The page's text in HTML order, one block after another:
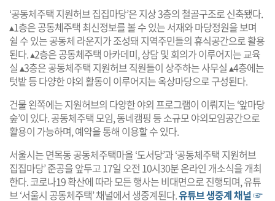
‘공동체주택 지원허브 집집마당’은 지상 3층의 철골구조로 신축됐다.
▴1층은 공동체주택 최신정보를 볼 수 있는 서재와 마당정원을 보며
쉴 수 있는 공동체 라운지가 조성돼 지역주민들의 휴식공간으로 활용
된다. ▴2층은 공동체주택 아카데미, 상담 및 회의가 이루어지는 교육
실 ▴3층은 공동체주택 지원허브 직원들이 상주하는 사무실 ▴4층에는
텃밭 등 다양한 야외 활동이 이루어지는 옥상마당으로 구성된다.
건물 왼쪽에는 지원허브의 다양한 야외 프로그램이 이뤄지는 ‘앞마당
숲’이 있다. 공동체주택 모임, 동네캠핑 등 소규모 야외모임공간으로
활용이 가능하며, 예약을 통해 이용할 수 있다.
서울시는 면목동 공동체주택마을 ‘도서당’과 ‘공동체주택 지원허브
집집마당’ 준공을 앞두고 17일 오전 10시30분 온라인 개소식을 개최
한다. 코로나19 확산에 따라 모든 행사는 비대면으로 진행되며, 유튜
브 ‘서울시 공동체주택’ 채널에서 생중계된다.유튜브 생중계 채널 ☞